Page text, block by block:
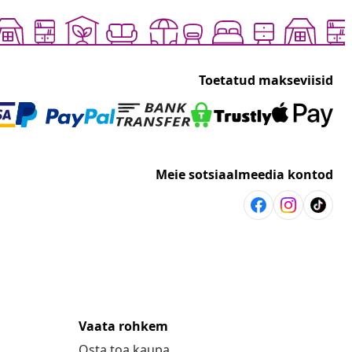
Toetatud makseviisid
Meie sotsiaalmeedia kontod
Vaata rohkem